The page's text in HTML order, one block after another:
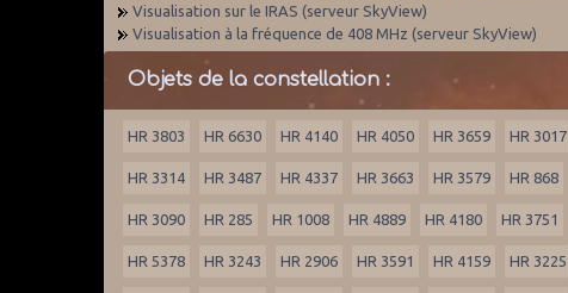
Visualisation sur le IRAS (serveur SkyView)
Visualisation à la fréquence de 408 MHz (serveur SkyView)
Objets de la constellation :
HR 3803 HR 6630 HR 4140 HR 4050 HR 3659 HR 3017
HR 3314 HR 3487 HR 4337 HR 3663 HR 3579 HR 868
HR 3090 HR 285 HR 1008 HR 4889 HR 4180 HR 3751
HR 5378 HR 3243 HR 2906 HR 3591 HR 4159 HR 3225